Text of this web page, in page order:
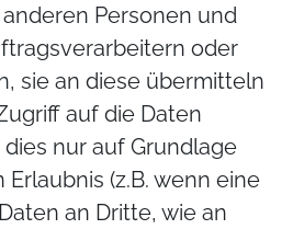
Personen und
oder
sie an diese übermitteln
auf die Daten
nur auf Grundlage
(z.B. wenn eine
an Dritte, wie an